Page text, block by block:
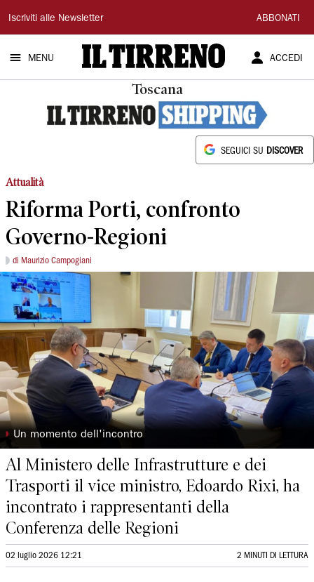
Il
Tirreno
Iscriviti alle Newsletter ABBONATI
MENU ACCEDI
Toscana
SEGUICI SU DISCOVER
Attualità
Riforma Porti, confronto
Governo-Regioni
di Maurizio Campogiani
◗ Un momento dell'incontro
Al Ministero delle Infrastrutture e dei
Trasporti il vice ministro, Edoardo Rixi, ha
incontrato i rappresentanti della
Conferenza delle Regioni
02 luglio 2026 12:21 2 MINUTI DI LETTURA